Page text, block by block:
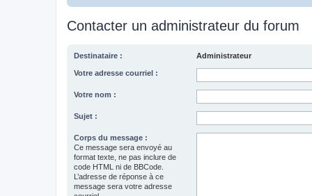
Contacter un administrateur du forum
Destinataire : Administrateur
Votre adresse courriel :
Votre nom :
Sujet :
Corps du message :
Ce message sera envoyé au
format texte, ne pas inclure de
code HTML ni de BBCode.
L’adresse de réponse à ce
message sera votre adresse